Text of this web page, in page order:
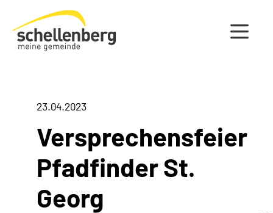
Gemeinde Schellenberg Startseite
23.04.2023
Versprechensfeier
Pfadfinder St.
Georg